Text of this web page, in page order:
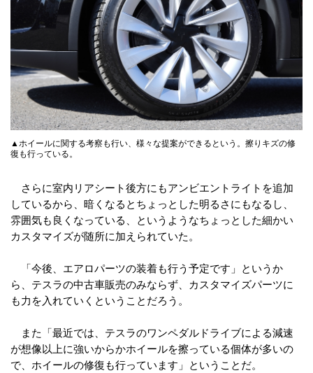
▲ホイールに関する考察も行い、様々な提案ができるという。擦りキズの修
復も行っている。
さらに室内リアシート後方にもアンビエントライトを追加
しているから、暗くなるとちょっとした明るさにもなるし、
雰囲気も良くなっている、というようなちょっとした細かい
カスタマイズが随所に加えられていた。
「今後、エアロパーツの装着も行う予定です」というか
ら、テスラの中古車販売のみならず、カスタマイズパーツに
も力を入れていくということだろう。
また「最近では、テスラのワンペダルドライブによる減速
が想像以上に強いからかホイールを擦っている個体が多いの
で、ホイールの修復も行っています」ということだ。